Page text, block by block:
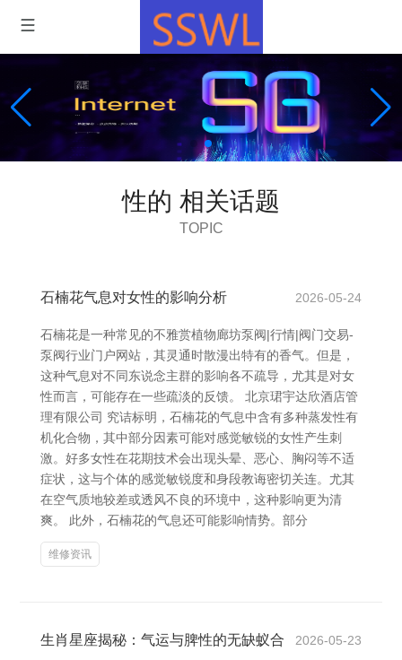
性的 相关话题
TOPIC
石楠花气息对女性的影响分析 2026-05-24
石楠花是一种常见的不雅赏植物廊坊泵阀|行情|阀门交易-
泵阀行业门户网站，其灵通时散漫出特有的香气。但是，
这种气息对不同东说念主群的影响各不疏导，尤其是对女
性而言，可能存在一些疏淡的反馈。 北京珺宇达欣酒店管
理有限公司 究诘标明，石楠花的气息中含有多种蒸发性有
机化合物，其中部分因素可能对感觉敏锐的女性产生刺
激。好多女性在花期技术会出现头晕、恶心、胸闷等不适
症状，这与个体的感觉敏锐度和身段教诲密切关连。尤其
在空气质地较差或透风不良的环境中，这种影响更为清
爽。 此外，石楠花的气息还可能影响情势。部分
维修资讯
生肖星座揭秘：气运与脾性的无缺蚁合 2026-05-23